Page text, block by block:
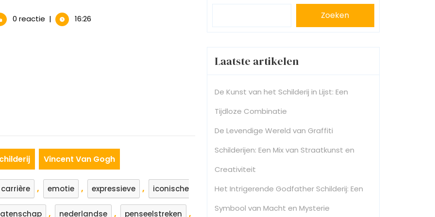
0 reactie | 16:26
Vincent Van Gogh
carrière , emotie , expressieve , iconische
, nederlandse , penseelstreken ,
Zoeken
Laatste artikelen
De Kunst van het Schilderij in Lijst: Een
Tijdloze Combinatie
De Levendige Wereld van Graffiti
Schilderijen: Een Mix van Straatkunst en
Creativiteit
Het Intrigerende Godfather Schilderij: Een
Symbool van Macht en Mysterie